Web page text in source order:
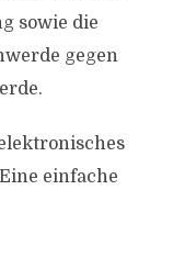
sowie die
gegen
einfache